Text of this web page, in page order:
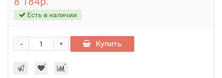
Есть в наличии
+
- Купить